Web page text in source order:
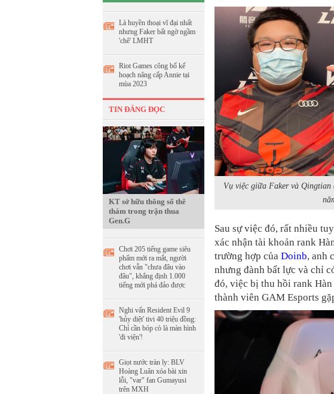
Là huyền thoại vĩ đại nhất
nhưng Faker bất ngờ ngầm
'chê' LMHT
Riot Games công bố kế
hoạch nâng cấp Annie tại
mùa 2023
TIN ĐÁNG ĐỌC
KT sở hữu thông số thê
thảm trong trận thua
Gen.G
Chơi 205 tiếng game siêu
phẩm mới ra mắt, người
chơi vẫn "chưa đâu vào
đâu", khẳng định 1.000
tiếng mới phá đảo được
Nghi vấn Resident Evil 9
'hủy diệt' tivi 40 triệu đồng:
Chỉ cần bóp cò là màn hình
'đi viện'!
Giọt nước tràn ly: BLV
Hoàng Luân xóa bài xin
lỗi, "var" fan Gumayusi
trên MXH
Vụ việc giữa Faker và
Sau sự việc đó, rất nhiều
xác nhận tài khoản rank
trường hợp của Doinb, anh
nhưng đành bất lực và chỉ
đó, việc bị thu hồi rank
thành viên GAM Esports